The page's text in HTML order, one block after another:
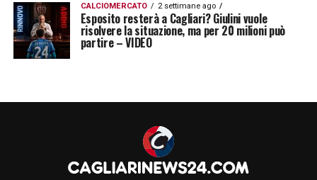
CALCIOMERCATO 2 settimane ago
Esposito resterà a Cagliari? Giulini vuole
risolvere la situazione, ma per 20 milioni può
partire – VIDEO